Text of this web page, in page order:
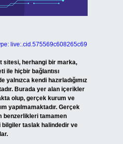
live:.cid.575569c608265c69
sitesi, herhangi bir marka,
ile hiçbir bağlantısı
yalnızca kendi hazırladığımız
Burada yer alan içerikler
olup, gerçek kurum ve
yapılmamaktadır. Gerçek
benzerlikleri tamamen
taslak halindedir ve